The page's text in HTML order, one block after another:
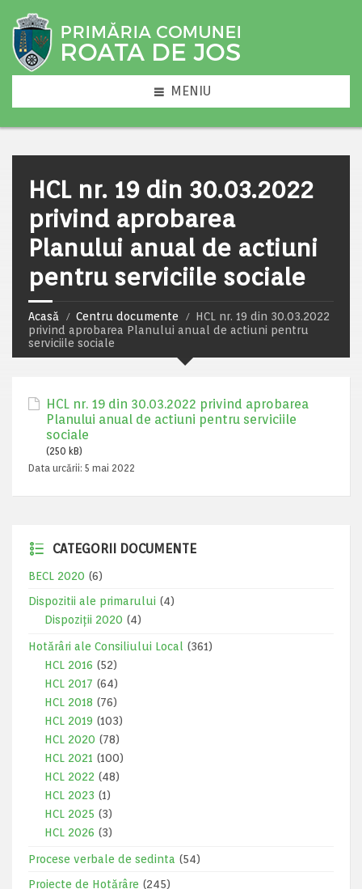
MENIU
HCL nr. 19 din 30.03.2022
privind aprobarea
Planului anual de actiuni
pentru serviciile sociale
Acasă Centru documente
HCL nr. 19 din 30.03.2022
privind aprobarea Planului anual de actiuni pentru
serviciile sociale
HCL nr. 19 din 30.03.2022 privind aprobarea
Planului anual de actiuni pentru serviciile
sociale
(250 kB)
Data urcării: 5 mai 2022
CATEGORII DOCUMENTE
BECL 2020 (6)
Dispozitii ale primarului (4)
Dispoziții 2020 (4)
Hotărâri ale Consiliului Local
(361)
HCL 2016 (52)
HCL 2017 (64)
HCL 2018 (76)
HCL 2019 (103)
HCL 2020 (78)
HCL 2021 (100)
HCL 2022 (48)
HCL 2023 (1)
HCL 2025 (3)
HCL 2026 (3)
Procese verbale de sedinta (54)
Proiecte de Hotărâre (245)